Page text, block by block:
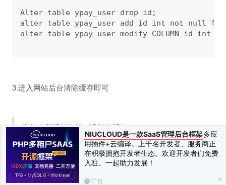
NIUCLOUD是一款SaaS管理后台框架多应
用插件+云编译。上千名开发者、服务商正
在积极拥抱开发者生态。欢迎开发者们免费
入驻。一起助力发展！
广告
Alter table ypay_user drop id;
alter table ypay_user add id int not null
alter table ypay_user modify COLUMN id int
3.进入网站后台清除缓存即可
为什么我通道掉线了没邮件通知
1.去服务器平台-安全组【防火墙】放心465端口【这里以腾
讯云轻量服务器为例
】